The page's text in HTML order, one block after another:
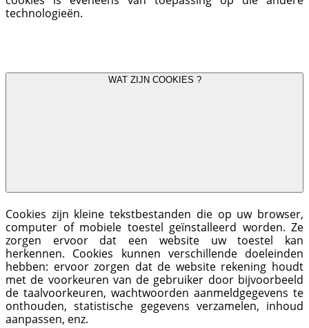
technologieën.
WAT ZIJN COOKIES ?
Cookies zijn kleine tekstbestanden die op uw browser,
computer of mobiele toestel geïnstalleerd worden. Ze
zorgen ervoor dat een website uw toestel kan
herkennen. Cookies kunnen verschillende doeleinden
hebben: ervoor zorgen dat de website rekening houdt
met de voorkeuren van de gebruiker door bijvoorbeeld
de taalvoorkeuren, wachtwoorden aanmeldgegevens te
onthouden, statistische gegevens verzamelen, inhoud
aanpassen, enz.